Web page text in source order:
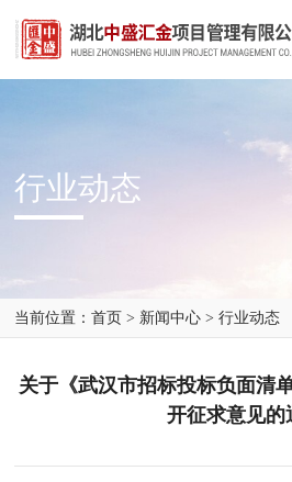
行业动态
当前位置：首页 > 新闻中心 >行业动态
关于《武汉市招标投标负面清
开征求意见的